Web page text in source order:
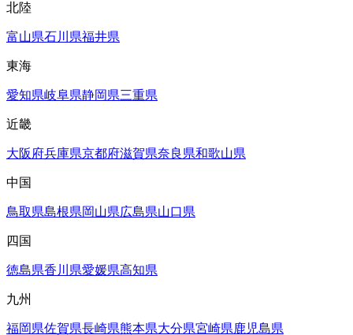
北陸
富山県石川県福井県
東海
愛知県岐阜県静岡県三重県
近畿
大阪府兵庫県京都府滋賀県奈良県和歌山県
中国
鳥取県島根県岡山県広島県山口県
四国
徳島県香川県愛媛県高知県
九州
福岡県佐賀県長崎県熊本県大分県宮崎県鹿児島県